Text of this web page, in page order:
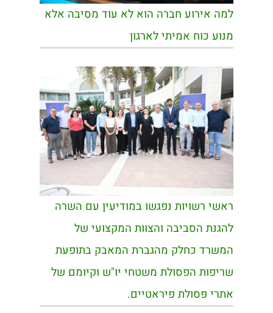
למה אירוע חברה הוא לא עוד מסיבה אלא
מנוע כוח אמיתי לארגון
ראשי רשויות נפגשו במודיעין עם השרה
להגנת הסביבה והצוות המקצועי של
המשרד כחלק מהגברת המאבק בתופעת
שריפות הפסולת משטחי יו"ש וקיומם של
אתרי פסולת פיראטיים.